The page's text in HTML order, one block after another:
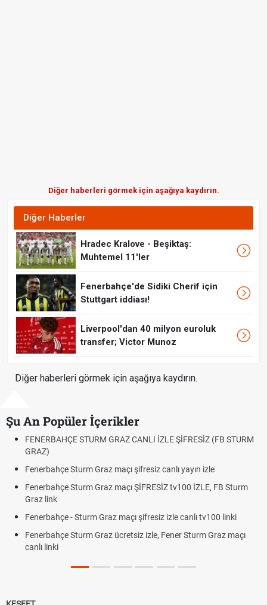
Diğer haberleri görmek için aşağıya kaydırın.
Diğer Haberler
Hradec Kralove - Beşiktaş:
Muhtemel 11'ler
Fenerbahçe'de Sidiki Cherif için
Stuttgart iddiası!
Liverpool'dan 40 milyon euroluk
transfer; Victor Munoz
Diğer haberleri görmek için aşağıya kaydırın.
Şu An Popüler İçerikler
FENERBAHÇE STURM GRAZ CANLI İZLE ŞİFRESİZ (FB STURM
GRAZ)
Fenerbahçe Sturm Graz maçı şifresiz canlı yayın izle
Fenerbahçe Sturm Graz maçı ŞİFRESİZ tv100 İZLE, FB Sturm
Graz link
Fenerbahçe - Sturm Graz maçı şifresiz izle canlı tv100 linki
Fenerbahçe Sturm Graz ücretsiz izle, Fener Sturm Graz maçı
canlı linki